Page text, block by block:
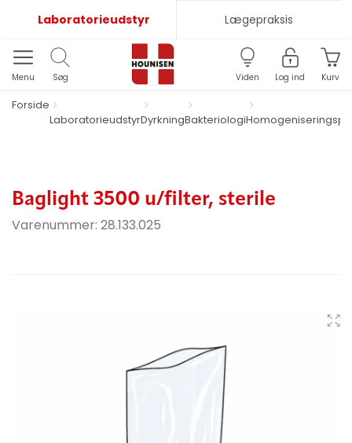
Laboratorieudstyr Lægepraksis
Menu Søg Viden Log ind Kurv
Forside
LaboratorieudstyrDyrkningBakteriologi
Baglight 3500 u/filter, sterile
Varenummer: 28.133.025